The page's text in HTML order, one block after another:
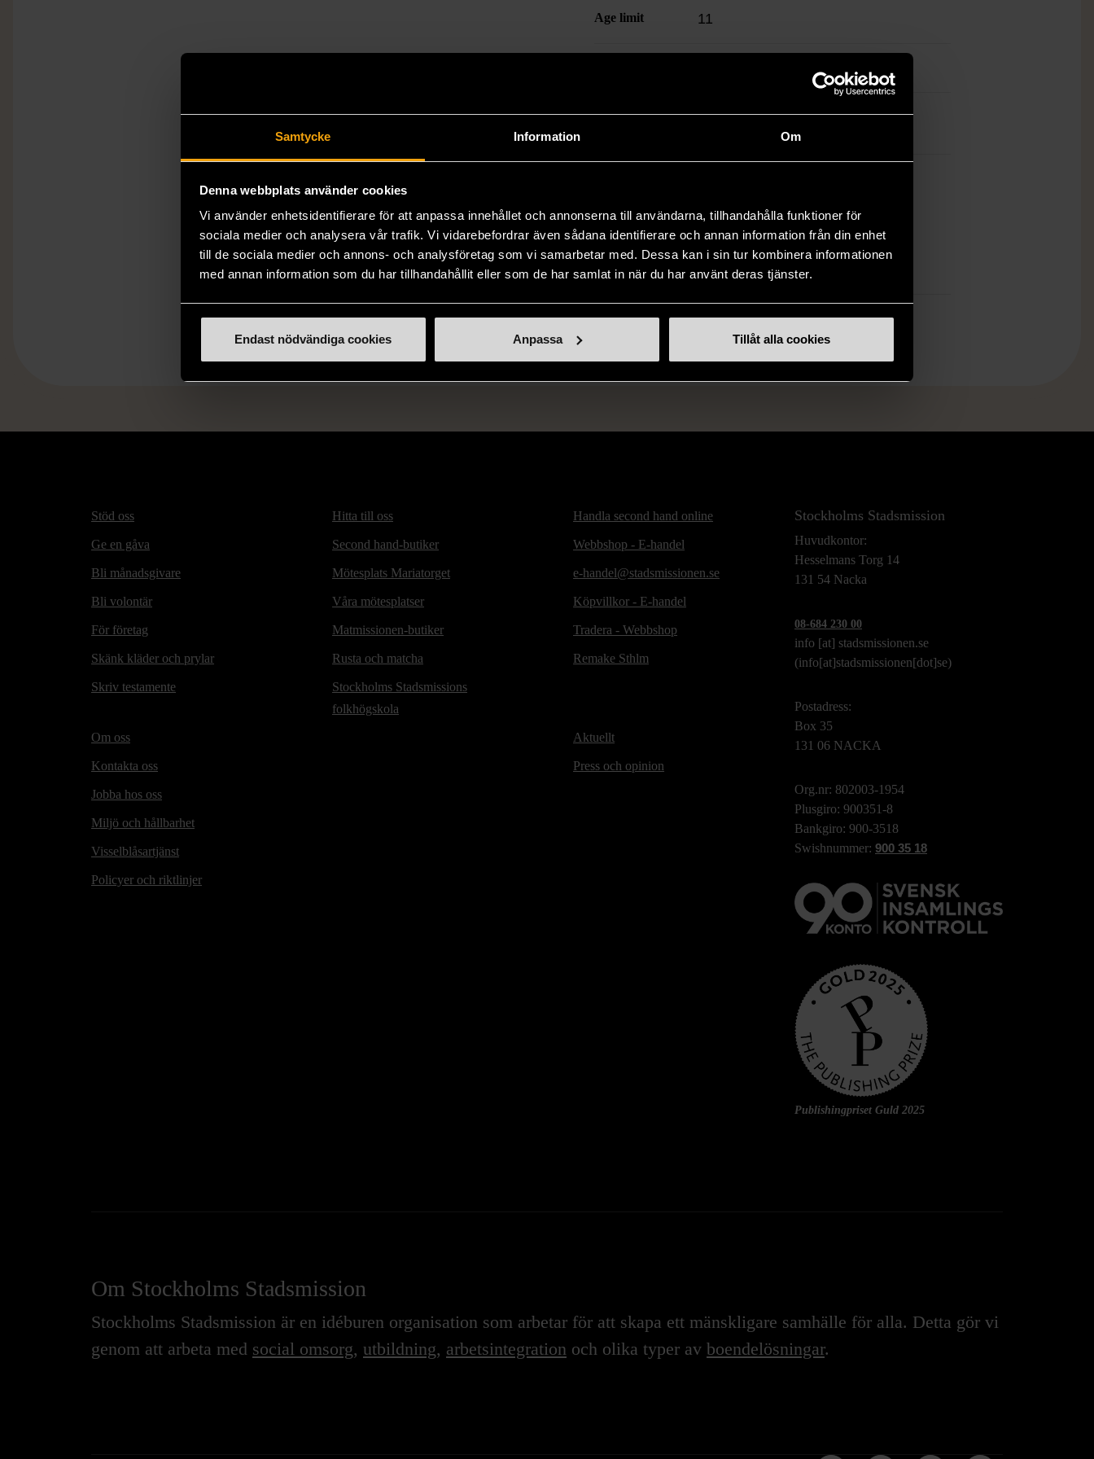
Samtycke Information Om
Denna webbplats använder cookies
Vi använder enhetsidentifierare för att anpassa innehållet och annonserna till användarna, tillhandahålla funktioner för
sociala medier och analysera vår trafik. Vi vidarebefordrar även sådana identifierare och annan information från din enhet
till de sociala medier och annons- och analysföretag som vi samarbetar med. Dessa kan i sin tur kombinera informationen
med annan information som du har tillhandahållit eller som de har samlat in när du har använt deras tjänster.
Endast nödvändiga cookies Anpassa Tillåt alla cookies
Age limit 11
Varumärke Warner Bros
Fri frakt på alla köp över 990 kr.
14 dagars ångerrät.
Stöd oss
Ge en gåva
Bli månadsgivare
Bli volontär
För företag
Skänk kläder och prylar
Skriv testamente
Hitta till oss
Second hand-butiker
Mötesplats Mariatorget
Våra mötesplatser
Matmissionen-butiker
Rusta och matcha
Stockholms Stadsmissions
folkhögskola
Handla second hand online
Webbshop - E-handel
e-handel@stadsmissionen.se
Köpvillkor - E-handel
Tradera - Webbshop
Remake Sthlm
Om oss
Kontakta oss
Jobba hos oss
Miljö och hållbarhet
Visselblåsartjänst
Policyer och riktlinjer
Aktuellt
Press och opinion
Stockholms Stadsmission
Huvudkontor:
Hesselmans Torg 14
131 54 Nacka
08-684 230 00
info [at] stadsmissionen.se
(info[at]stadsmissionen[dot]se)
Postadress:
Box 35
131 06 NACKA
Org.nr: 802003-1954
Plusgiro: 900351-8
Bankgiro: 900-3518
Swishnummer: 900 35 18
Publishingpriset Guld 2025
Om Stockholms Stadsmission
Stockholms Stadsmission är en idéburen organisation som arbetar för att skapa ett mänskligare samhälle för alla. Detta gör vi
genom att arbeta med social omsorg, utbildning, arbetsintegration och olika typer av boendelösningar.